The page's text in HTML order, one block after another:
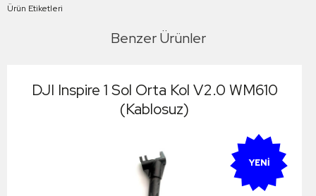
Ürün Etiketleri
Benzer Ürünler
DJI Inspire 1 Sol Orta Kol V2.0 WM610
(Kablosuz)
YENI